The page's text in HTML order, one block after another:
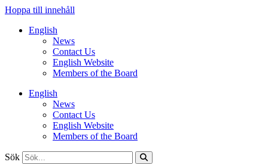
Hoppa till innehåll
English
News
Contact Us
English Website
Members of the Board
English
News
Contact Us
English Website
Members of the Board
Sök